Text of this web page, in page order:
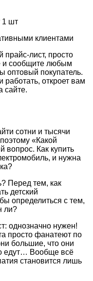
1 шт
клиентами
прайс-лист, просто
и сообщите любым
оптовый покупатель.
откроет вам
сайте.
сотни и тысячи
«Какой
вопрос. Как купить
и нужна
Перед тем, как
детский
определиться с тем,
ли?
однозначно нужен!
просто фанатеют по
большие, что они
едут… Вообще всё
становится лишь